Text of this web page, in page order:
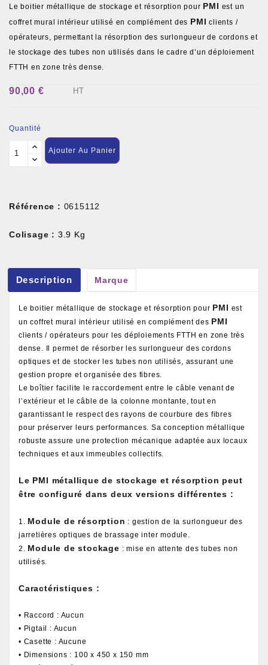
Le boitier métallique de stockage et résorption pour PMI est un
coffret mural intérieur utilisé en complément des PMI clients /
opérateurs, permettant la résorption des surlongueur de cordons et
le stockage des tubes non utilisés dans le cadre d’un déploiement
FTTH en zone très dense.
90,00 € HT
Quantité
Ajouter Au Panier
Référence : 0615112
Colisage : 3.9 Kg
Description Marque
Le boitier métallique de stockage et résorption pour PMI est
un coffret mural intérieur utilisé en complément des PMI
clients / opérateurs pour les déploiements FTTH en zone très
dense. Il permet de résorber les surlongueur des cordons
optiques et de stocker les tubes non utilisés, assurant une
gestion propre et organisée des fibres.
Le boîtier facilite le raccordement entre le câble venant de
l’extérieur et le câble de la colonne montante, tout en
garantissant le respect des rayons de courbure des fibres
pour préserver leurs performances. Sa conception métallique
robuste assure une protection mécanique adaptée aux locaux
techniques et aux immeubles collectifs.
Le PMI métallique de stockage et résorption peut
être configuré dans deux versions différentes :
1. Module de résorption : gestion de la surlongueur des
jarretières optiques de brassage inter module.
2. Module de stockage : mise en attente des tubes non
utilisés.
Caractéristiques :
• Raccord : Aucun
• Pigtail : Aucun
• Casette : Aucune
• Dimensions : 100 x 450 x 150 mm